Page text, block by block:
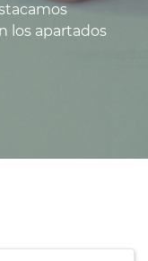
los apartados